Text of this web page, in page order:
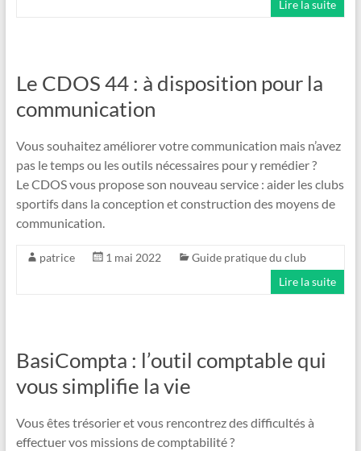
Lire la suite
Le CDOS 44 : à disposition pour la
communication
Vous souhaitez améliorer votre communication mais n’avez
pas le temps ou les outils nécessaires pour y remédier ?
Le CDOS vous propose son nouveau service : aider les clubs
sportifs dans la conception et construction des moyens de
communication.
patrice 1 mai 2022
Guide pratique du club
Lire la suite
BasiCompta : l’outil comptable qui
vous simplifie la vie
Vous êtes trésorier et vous rencontrez des difficultés à
effectuer vos missions de comptabilité ?